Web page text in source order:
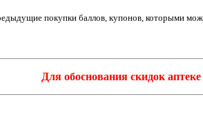
покупки баллов, купонов, которыми
Для обоснования скидок